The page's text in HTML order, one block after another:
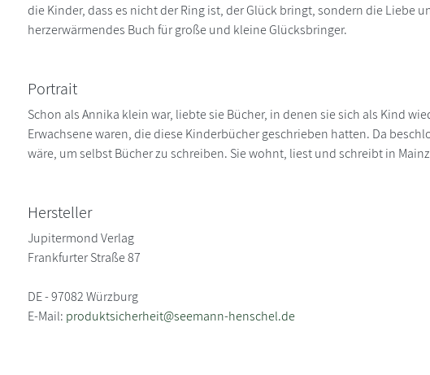
die Kinder, dass es nicht der Ring ist, der Glück bringt, sondern die Liebe
herzerwärmendes Buch für große und kleine Glücksbringer.
Portrait
Schon als Annika klein war, liebte sie Bücher, in denen sie sich als Kind
Erwachsene waren, die diese Kinderbücher geschrieben hatten. Da
wäre, um selbst Bücher zu schreiben. Sie wohnt, liest und schreibt in
Hersteller
Jupitermond Verlag
Frankfurter Straße 87
DE - 97082 Würzburg
E-Mail: produktsicherheit@seemann-henschel.de